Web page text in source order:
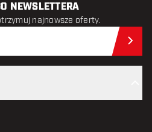
NEWSLETTERA
najnowsze oferty.